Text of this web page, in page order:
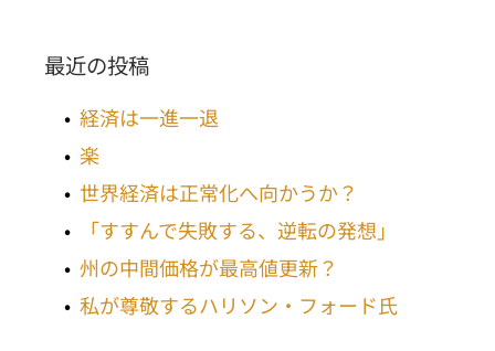
最近の投稿
経済は一進一退
楽
世界経済は正常化へ向かうか？
「すすんで失敗する、逆転の発想」
州の中間価格が最高値更新？
私が尊敬するハリソン・フォード氏